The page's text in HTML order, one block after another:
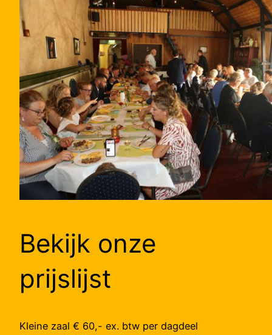
Bekijk onze
prijslijst
Kleine zaal € 60,- ex. btw per dagdeel